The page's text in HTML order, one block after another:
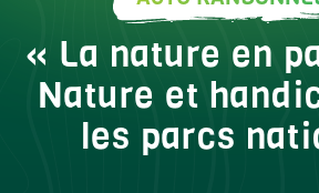
« La nature en
Nature et
les parcs